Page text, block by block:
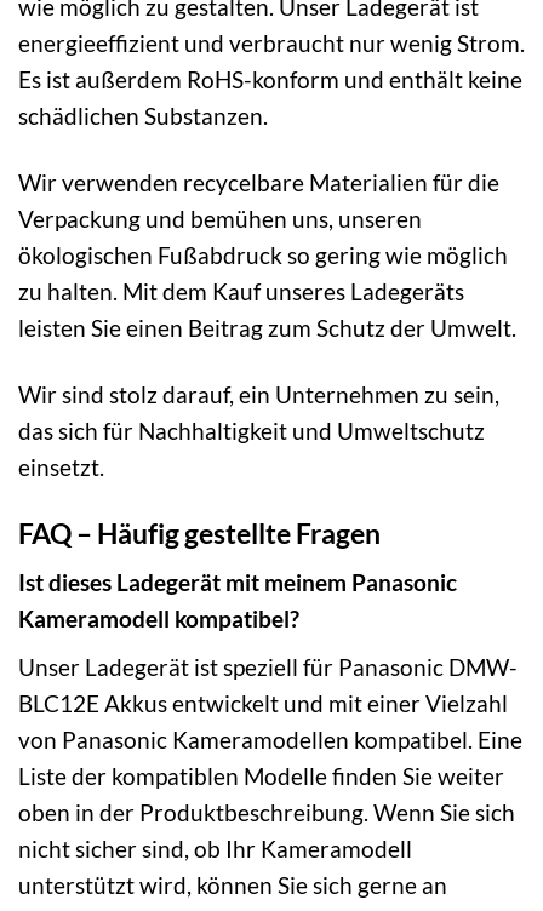
wie möglich zu gestalten. Unser Ladegerät ist
energieeffizient und verbraucht nur wenig Strom.
Es ist außerdem RoHS-konform und enthält keine
schädlichen Substanzen.
Wir verwenden recycelbare Materialien für die
Verpackung und bemühen uns, unseren
ökologischen Fußabdruck so gering wie möglich
zu halten. Mit dem Kauf unseres Ladegeräts
leisten Sie einen Beitrag zum Schutz der Umwelt.
Wir sind stolz darauf, ein Unternehmen zu sein,
das sich für Nachhaltigkeit und Umweltschutz
einsetzt.
FAQ – Häufig gestellte Fragen
Ist dieses Ladegerät mit meinem Panasonic
Kameramodell kompatibel?
Unser Ladegerät ist speziell für Panasonic DMW-
BLC12E Akkus entwickelt und mit einer Vielzahl
von Panasonic Kameramodellen kompatibel. Eine
Liste der kompatiblen Modelle finden Sie weiter
oben in der Produktbeschreibung. Wenn Sie sich
nicht sicher sind, ob Ihr Kameramodell
unterstützt wird, können Sie sich gerne an